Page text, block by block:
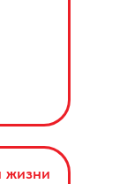
жизни